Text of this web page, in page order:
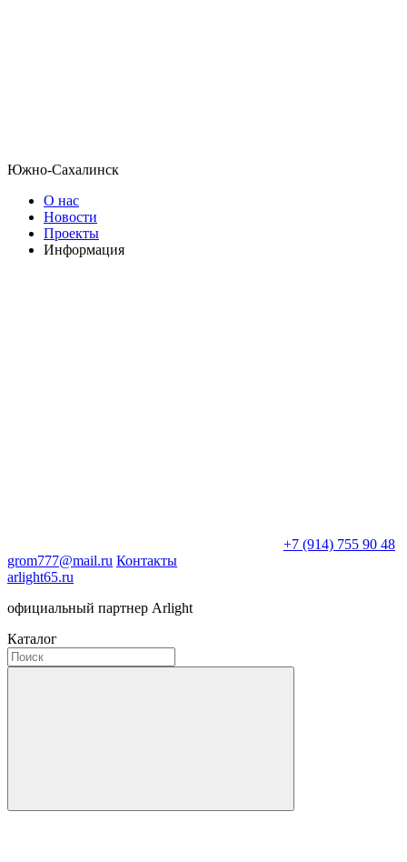
Южно-Сахалинск
О нас
Новости
Проекты
Информация
+7 (914) 755 90 48
grom777@mail.ru Контакты
arlight65.ru
официальный партнер Arlight
Каталог